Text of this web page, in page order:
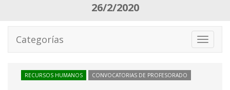
26/2/2020
Toggle
Categorías
RECURSOS HUMANOS CONVOCATORIAS DE PROFESORADO